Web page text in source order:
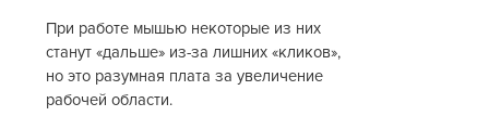
При работе мышью некоторые из них
станут «дальше» из-за лишних «кликов»,
но это разумная плата за увеличение
рабочей области.